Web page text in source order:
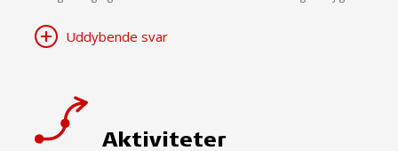
Uddybende svar
Aktiviteter